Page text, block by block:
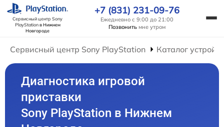
Сервисный центр Sony
PlayStationв Нижнем
Новгороде
+7 (831) 231-09-76
Ежедневно с 9:00 до 21:00
Позвонить мне утром
Сервисный центр Sony PlayStation Каталог
Диагностика игровой
приставки
Sony PlayStation в Нижнем